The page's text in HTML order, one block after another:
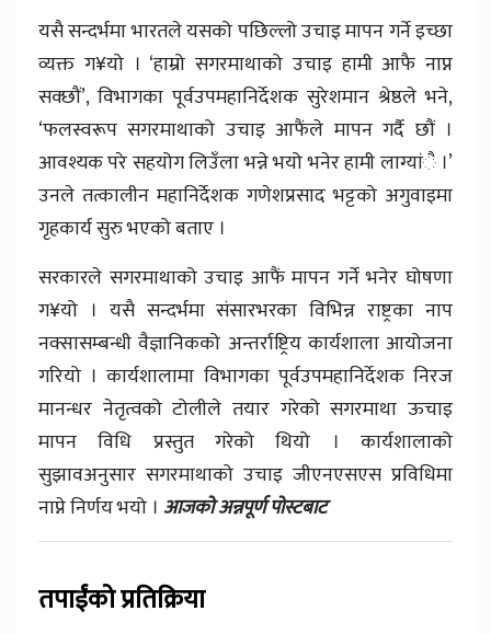
यसै सन्दर्भमा भारतले यसको पछिल्लो उचाइ मापन गर्ने इच्छा
व्यक्त ग¥यो । ‘हाम्रो सगरमाथाको उचाइ हामी आफै नाप्न
सक्छौं’, विभागका पूर्वउपमहानिर्देशक सुरेशमान श्रेष्ठले भने,
‘फलस्वरूप सगरमाथाको उचाइ आफैंले मापन गर्दै छौं ।
आवश्यक परे सहयोग लिउँला भन्ने भयो भनेर हामी लाग्यांै ।’
उनले तत्कालीन महानिर्देशक गणेशप्रसाद भट्टको अगुवाइमा
गृहकार्य सुरु भएको बताए ।
सरकारले सगरमाथाको उचाइ आफैं मापन गर्ने भनेर घोषणा
ग¥यो । यसै सन्दर्भमा संसारभरका विभिन्न राष्ट्रका नाप
नक्सासम्बन्धी वैज्ञानिकको अन्तर्राष्ट्रिय कार्यशाला आयोजना
गरियो । कार्यशालामा विभागका पूर्वउपमहानिर्देशक निरज
मानन्धर नेतृत्वको टोलीले तयार गरेको सगरमाथा ऊचाइ
मापन विधि प्रस्तुत गरेको थियो । कार्यशालाको
सुझावअनुसार सगरमाथाको उचाइ जीएनएसएस प्रविधिमा
नाप्ने निर्णय भयो । आजको अन्नपूर्ण पोस्टबाट
तपाईंको प्रतिक्रिया